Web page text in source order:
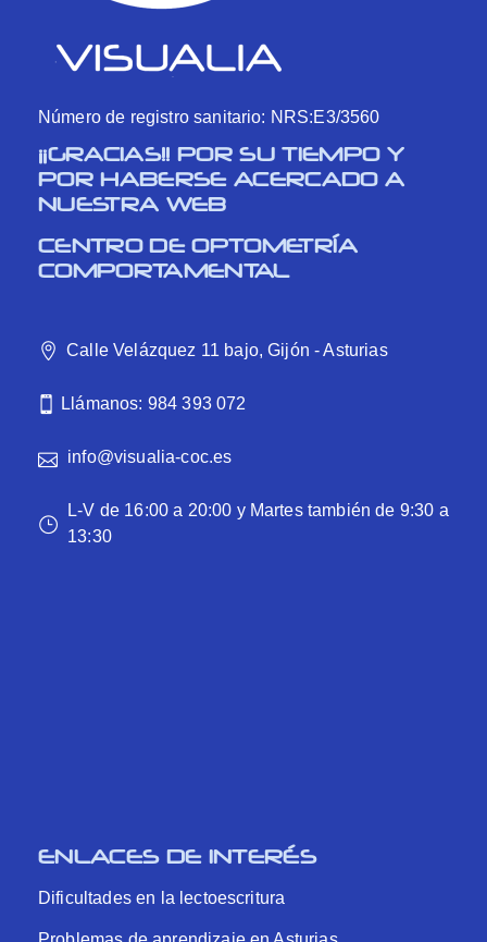
Número de registro sanitario: NRS:E3/3560
¡¡GRACIAS!! POR SU TIEMPO Y
POR HABERSE ACERCADO A
NUESTRA WEB
CENTRO DE OPTOMETRÍA
COMPORTAMENTAL
Calle Velázquez 11 bajo, Gijón - Asturias
Llámanos: 984 393 072
info@visualia-coc.es
L-V de 16:00 a 20:00 y Martes también de 9:30 a
13:30
ENLACES DE INTERÉS
Dificultades en la lectoescritura